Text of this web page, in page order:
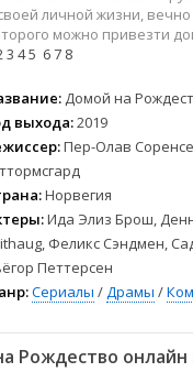
2022
2021
Русские
СССР
Зарубежные
личной жизни,
можно привезти
3 45 67 8
Домой на
выхода:2019
Пер-Олав
Норвегия
Ида Элиз Брош,
Феликс Сэндмен,
Петтерсен
Сериалы /Драмы /
Рождество онлайн